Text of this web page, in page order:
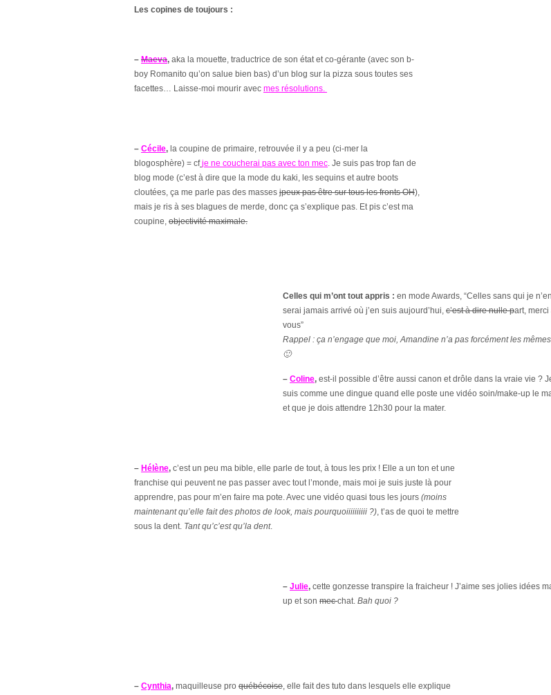
Les copines de toujours :
– Maeva, aka la mouette, traductrice de son état et co-gérante (avec son b-
boy Romanito qu’on salue bien bas) d’un blog sur la pizza sous toutes ses
facettes… Laisse-moi mourir avec mes résolutions.
– Cécile, la coupine de primaire, retrouvée il y a peu (ci-mer la
blogosphère) = cf je ne coucherai pas avec ton mec. Je suis pas trop fan de
blog mode (c’est à dire que la mode du kaki, les sequins et autre boots
cloutées, ça me parle pas des masses jpeux pas être sur tous les fronts OH),
mais je ris à ses blagues de merde, donc ça s’explique pas. Et pis c’est ma
coupine, objectivité maximale.
Celles qui m’ont tout appris : en mode Awards, “Celles sans qui je n’en
serai jamais arrivé où j’en suis aujourd’hui, c’est àdire nulle part, merci
vous”
Rappel : ça n’engage que moi, Amandine n’a pas forcément les
🙂
– Coline, est-il possible d’être aussi canon et drôle dans la vraie vie ?
suis comme une dingue quand elle poste une vidéo soin/make-up le
et que je dois attendre 12h30 pour la mater.
– Hélène, c’est un peu ma bible, elle parle de tout, à tous les prix ! Elle a un ton et une
franchise qui peuvent ne pas passer avec tout l’monde, mais moi je suis juste là pour
apprendre, pas pour m’en faire ma pote. Avec une vidéo quasi tous les jours (moins
maintenant qu’elle fait des photos de look, mais pourquoiiiiiiiiii ?), t’as de quoi te mettre
sous la dent. Tant qu’c’est qu’la dent.
– Julie, cette gonzesse transpire la fraicheur ! J’aime ses jolies idées
up et son mecchat. Bah quoi ?
– Cynthia, maquilleuse pro québécoise, elle fait des tuto dans lesquels elle explique